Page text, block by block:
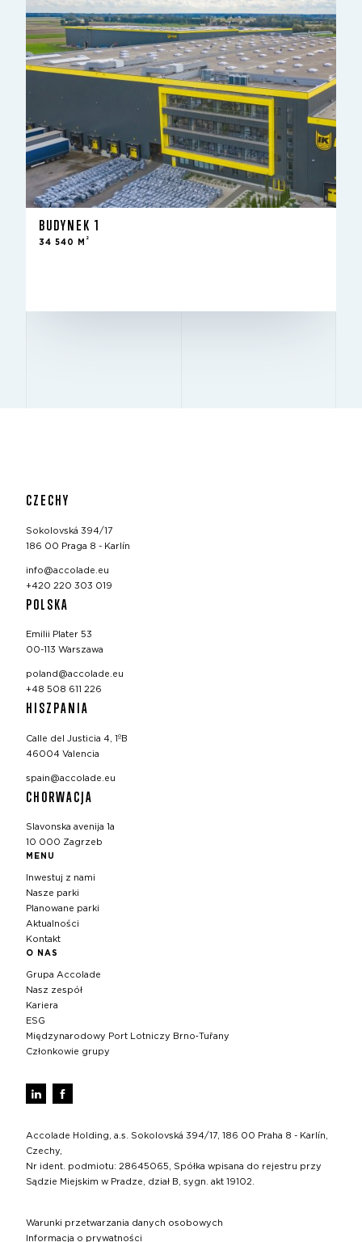
BUDYNEK 1
34 540 M
2
BUDYNEK 1
34 540 M
2
Wynajęty
CZECHY
Sokolovská 394/17
186 00 Praga 8 - Karlín
info@accolade.eu
+420 220 303 019
POLSKA
Emilii Plater 53
00-113 Warszawa
poland@accolade.eu
+48 508 611 226
HISZPANIA
Calle del Justicia 4, 1ºB
46004 Valencia
spain@accolade.eu
CHORWACJA
Slavonska avenija 1a
10 000 Zagrzeb
MENU
Inwestuj z nami
Nasze parki
Planowane parki
Aktualności
Kontakt
O NAS
Grupa Accolade
Nasz zespół
Kariera
ESG
Międzynarodowy Port Lotniczy Brno‑Tuřany
Członkowie grupy
Accolade Holding, a.s. Sokolovská 394/17, 186 00 Praha 8 - Karlín,
Czechy,
Nr ident. podmiotu: 28645065, Spółka wpisana do rejestru przy
Sądzie Miejskim w Pradze, dział B, sygn. akt 19102.
Warunki przetwarzania danych osobowych
Informacja o prywatności